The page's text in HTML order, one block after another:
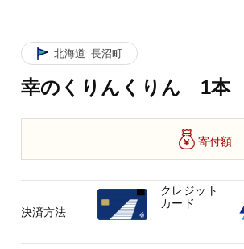
北海道 長沼町
幸のくりんくりん 1本
寄付額
決済方法
クレジット
カード